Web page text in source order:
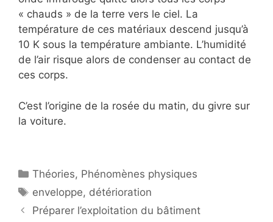
« chauds » de la terre vers le ciel. La
température de ces matériaux descend jusqu’à
10 K sous la température ambiante. L’humidité
de l’air risque alors de condenser au contact de
ces corps.
C’est l’origine de la rosée du matin, du givre sur
la voiture.
Catégories
Théories, Phénomènes physiques
Étiquettes
enveloppe, détérioration
Préparer l’exploitation du bâtiment